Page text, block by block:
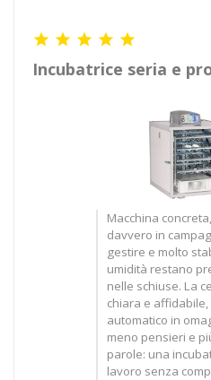
    
Incubatrice seria e
Macchina
davvero in
gestire e molto
umidità restano
nelle schiuse. La
chiara e affidabile,
automatico in
meno pensieri e
parole: una
lavoro senza